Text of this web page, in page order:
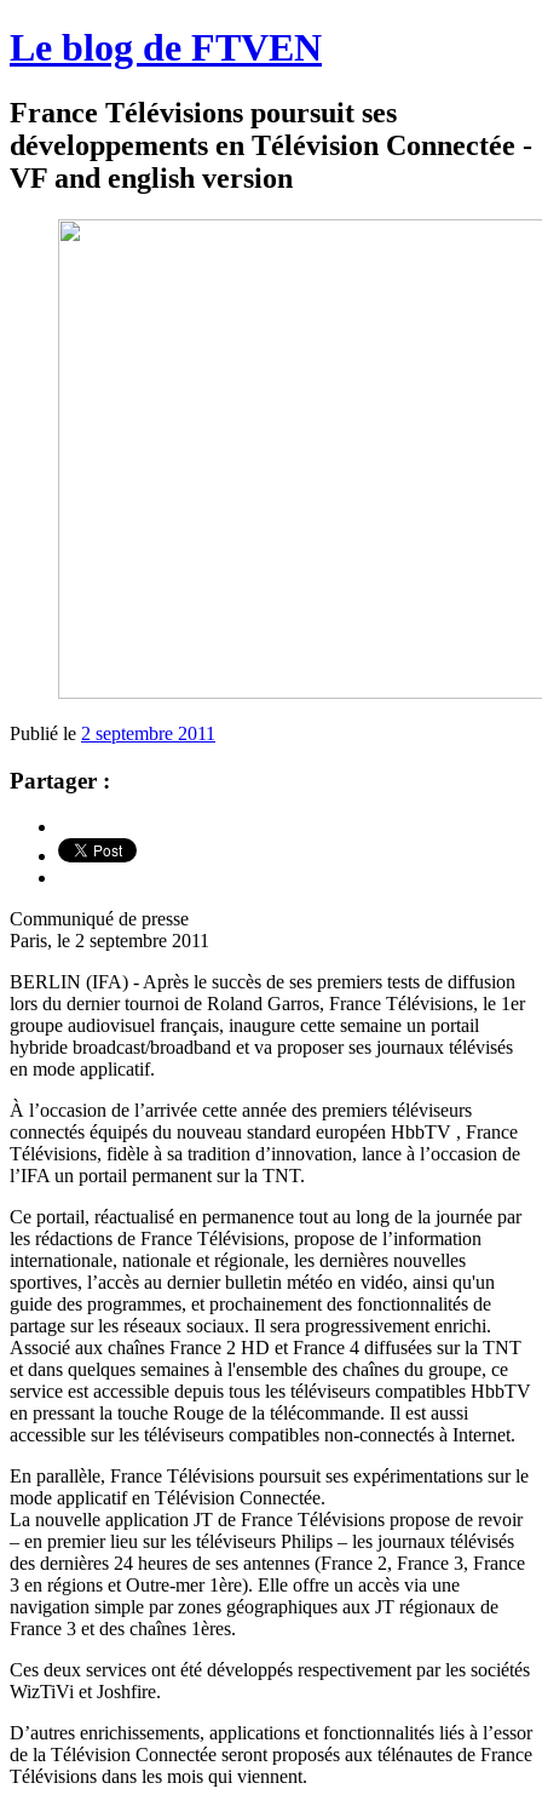
Le blog de FTVEN
France Télévisions poursuit ses
développements en Télévision Connectée -
VF and english version
Publié le 2 septembre 2011
Partager :
Communiqué de presse
Paris, le 2 septembre 2011
BERLIN (IFA) - Après le succès de ses premiers tests de diffusion
lors du dernier tournoi de Roland Garros, France Télévisions, le 1er
groupe audiovisuel français, inaugure cette semaine un portail
hybride broadcast/broadband et va proposer ses journaux télévisés
en mode applicatif.
À l’occasion de l’arrivée cette année des premiers téléviseurs
connectés équipés du nouveau standard européen HbbTV , France
Télévisions, fidèle à sa tradition d’innovation, lance à l’occasion de
l’IFA un portail permanent sur la TNT.
Ce portail, réactualisé en permanence tout au long de la journée par
les rédactions de France Télévisions, propose de l’information
internationale, nationale et régionale, les dernières nouvelles
sportives, l’accès au dernier bulletin météo en vidéo, ainsi qu'un
guide des programmes, et prochainement des fonctionnalités de
partage sur les réseaux sociaux. Il sera progressivement enrichi.
Associé aux chaînes France 2 HD et France 4 diffusées sur la TNT
et dans quelques semaines à l'ensemble des chaînes du groupe, ce
service est accessible depuis tous les téléviseurs compatibles HbbTV
en pressant la touche Rouge de la télécommande. Il est aussi
accessible sur les téléviseurs compatibles non-connectés à Internet.
En parallèle, France Télévisions poursuit ses expérimentations sur le
mode applicatif en Télévision Connectée.
La nouvelle application JT de France Télévisions propose de revoir
– en premier lieu sur les téléviseurs Philips – les journaux télévisés
des dernières 24 heures de ses antennes (France 2, France 3, France
3 en régions et Outre-mer 1ère). Elle offre un accès via une
navigation simple par zones géographiques aux JT régionaux de
France 3 et des chaînes 1ères.
Ces deux services ont été développés respectivement par les sociétés
WizTiVi et Joshfire.
D’autres enrichissements, applications et fonctionnalités liés à l’essor
de la Télévision Connectée seront proposés aux télénautes de France
Télévisions dans les mois qui viennent.